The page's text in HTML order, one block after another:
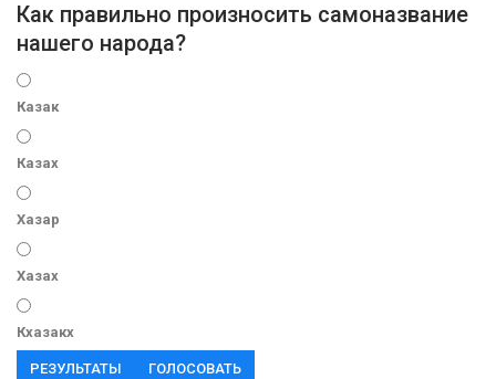
Как правильно произносить самоназвание
нашего народа?
Казак
Казах
Хазар
Хазах
Кхазакх
РЕЗУЛЬТАТЫ ГОЛОСОВАТЬ